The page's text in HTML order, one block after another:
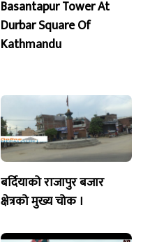
Basantapur Tower At
Durbar Square Of
Kathmandu
बर्दियाको राजापुर बजार
क्षेत्रको मुख्य चोक ।